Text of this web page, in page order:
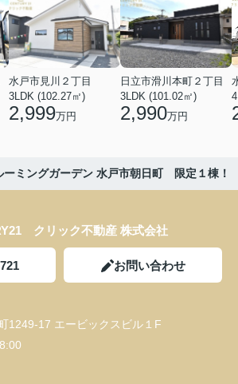
水戸市見川２丁目
3LDK (102.27㎡)
2,999万円
日立市滑川本町２丁目
3LDK (101.02㎡)
2,990万円
ーミングガーデン 水戸市朝日町 限定１棟！
クリック不動産 株式会社
お問い合わせ
1249-17 エービックスビル１F